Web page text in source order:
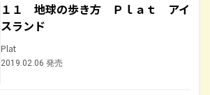
１１ 地球の歩き方 Ｐｌａｔ アイ
スランド
Plat
2019.02.06 発売